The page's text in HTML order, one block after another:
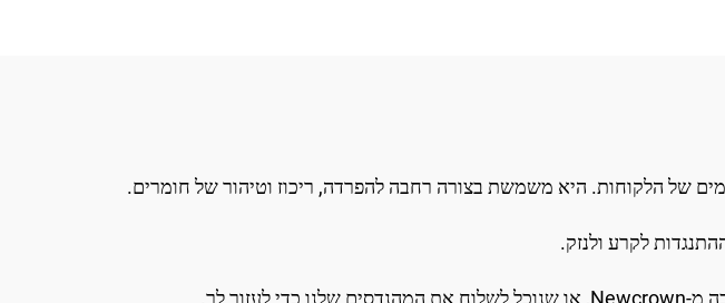
של הלקוחות. היא משמשת בצורה רחבה להפרדה, ריכוז וטיהור של חומרים.